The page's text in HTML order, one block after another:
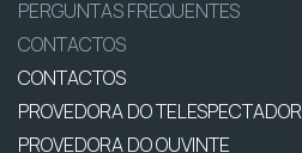
PERGUNTAS FREQUENTES
CONTACTOS
CONTACTOS
PROVEDORA DO TELESPECTADOR
PROVEDORA DO OUVINTE